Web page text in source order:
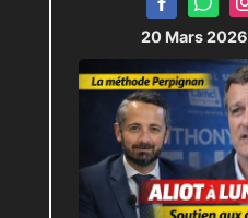
20 Mars 2026